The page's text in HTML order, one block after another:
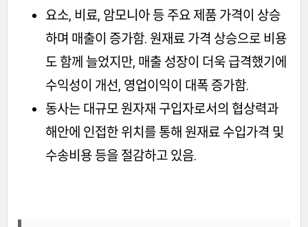
요소, 비료, 암모니아 등 주요 제품 가격이 상승
하며 매출이 증가함. 원재료 가격 상승으로 비용
도 함께 늘었지만, 매출 성장이 더욱 급격했기에
수익성이 개선, 영업이익이 대폭 증가함.
동사는 대규모 원자재 구입자로서의 협상력과
해안에 인접한 위치를 통해 원재료 수입가격 및
수송비용 등을 절감하고 있음.